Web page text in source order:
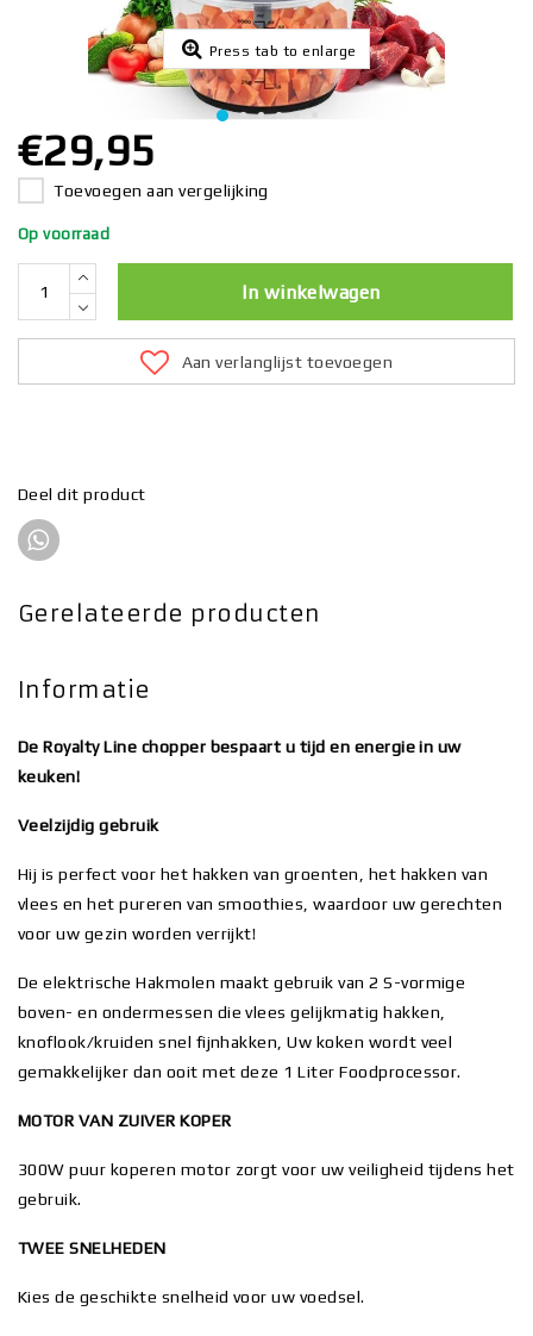
Press tab to enlarge
€29,95
Toevoegen aan vergelijking
Op voorraad
In winkelwagen
Aan verlanglijst toevoegen
Deel dit product
Gerelateerde producten
Informatie
De Royalty Line chopper bespaart u tijd en energie in uw
keuken!
Veelzijdig gebruik
Hij is perfect voor het hakken van groenten, het hakken van
vlees en het pureren van smoothies, waardoor uw gerechten
voor uw gezin worden verrijkt!
De elektrische Hakmolen maakt gebruik van 2 S-vormige
boven- en ondermessen die vlees gelijkmatig hakken,
knoflook/kruiden snel fijnhakken, Uw koken wordt veel
gemakkelijker dan ooit met deze 1 Liter Foodprocessor.
MOTOR VAN ZUIVER KOPER
300W puur koperen motor zorgt voor uw veiligheid tijdens het
gebruik.
TWEE SNELHEDEN
Kies de geschikte snelheid voor uw voedsel.